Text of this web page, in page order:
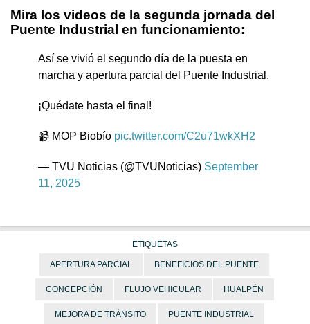
Mira los videos de la segunda jornada del
Puente Industrial en funcionamiento:
Así se vivió el segundo día de la puesta en
marcha y apertura parcial del Puente Industrial.
¡Quédate hasta el final!
📹 MOP Biobío pic.twitter.com/C2u71wkXH2
— TVU Noticias (@TVUNoticias) September
11, 2025
ETIQUETAS
APERTURA PARCIAL BENEFICIOS DEL PUENTE
CONCEPCIÓN FLUJO VEHICULAR HUALPÉN
MEJORA DE TRÁNSITO PUENTE INDUSTRIAL